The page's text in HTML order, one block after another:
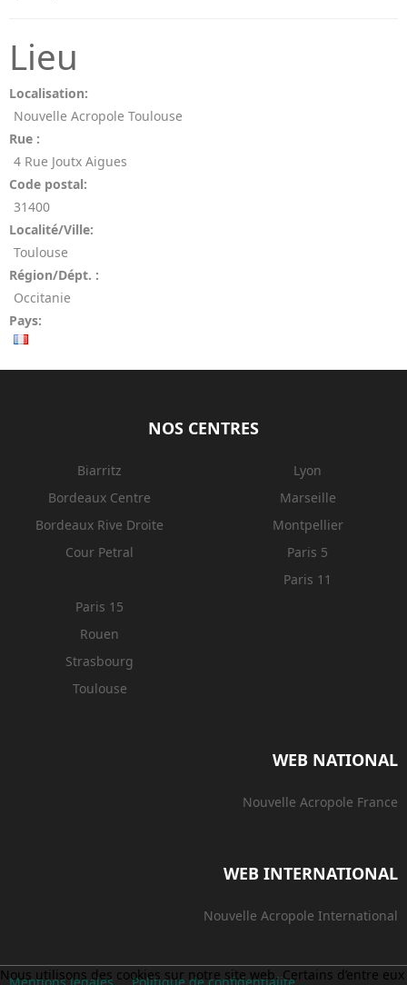
Lieu
Localisation:
Nouvelle Acropole Toulouse
Rue :
4 Rue Joutx Aigues
Code postal:
31400
Localité/Ville:
Toulouse
Région/Dépt. :
Occitanie
Pays:
NOS CENTRES
Biarritz
Bordeaux Centre
Bordeaux Rive Droite
Cour Petral
Lyon
Marseille
Montpellier
Paris 5
Paris 11
Paris 15
Rouen
Strasbourg
Toulouse
WEB NATIONAL
Nouvelle Acropole France
WEB INTERNATIONAL
Nouvelle Acropole International
Nous utilisons des cookies sur notre site web. Certains d’entre eux